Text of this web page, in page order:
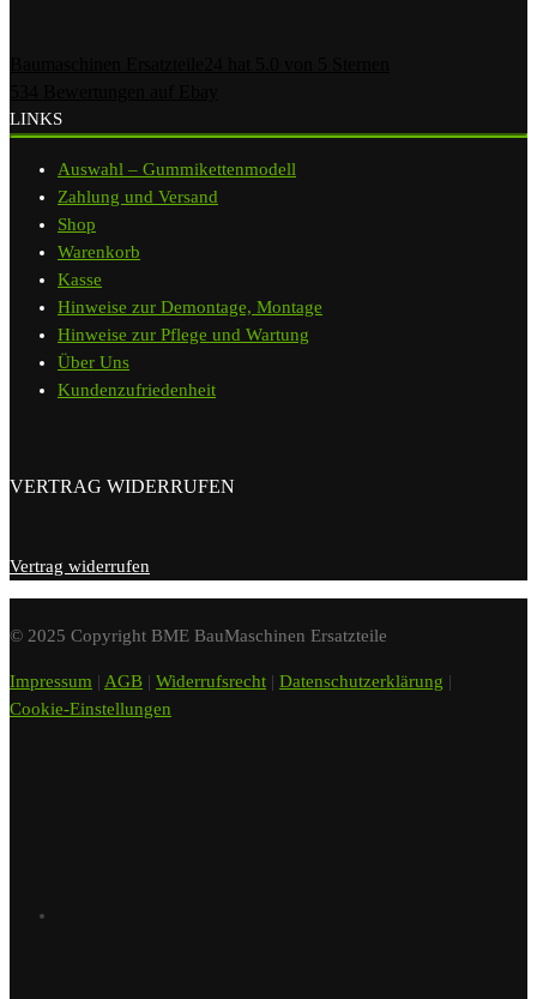
LINKS
Auswahl – Gummikettenmodell
Zahlung und Versand
Shop
Warenkorb
Kasse
Hinweise zur Demontage, Montage
Hinweise zur Pflege und Wartung
Über Uns
Kundenzufriedenheit
VERTRAG WIDERRUFEN
Vertrag widerrufen
© 2025 Copyright BME BauMaschinen Ersatzteile
Impressum | AGB | Widerrufsrecht | Datenschutzerklärung |
Cookie-Einstellungen